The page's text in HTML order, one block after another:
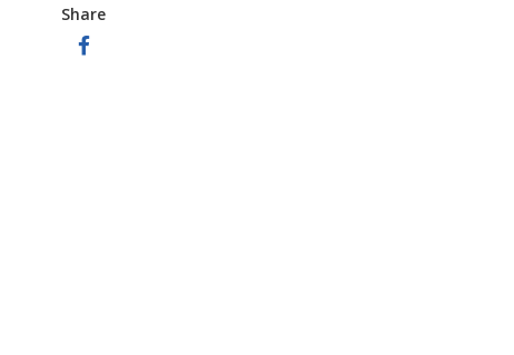
Share